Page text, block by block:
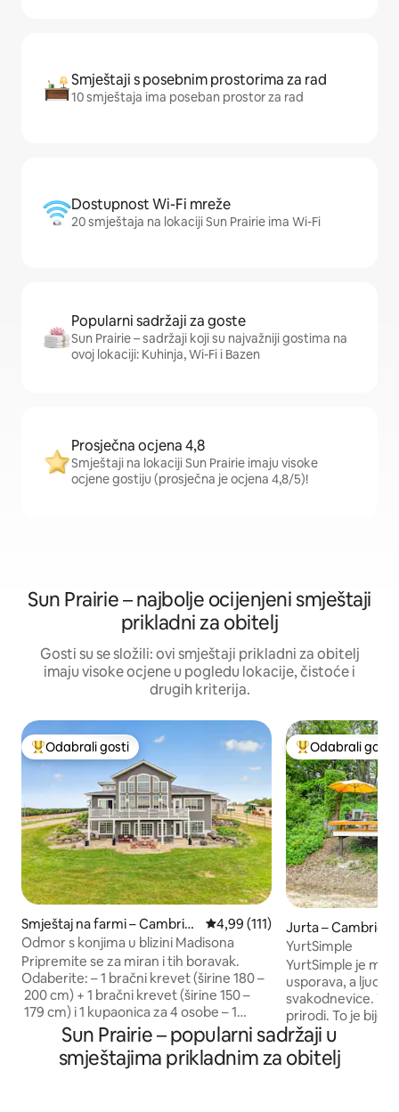
Smještaji s posebnim prostorima za rad
10 smještaja ima poseban prostor za rad
Dostupnost Wi-Fi mreže
20 smještaja na lokaciji Sun Prairie ima Wi-Fi
Popularni sadržaji za goste
Sun Prairie – sadržaji koji su najvažniji gostima na
ovoj lokaciji: Kuhinja, Wi-Fi i Bazen
Prosječna ocjena 4,8
Smještaji na lokaciji Sun Prairie imaju visoke
ocjene gostiju (prosječna je ocjena 4,8/5)!
Sun Prairie – najbolje ocijenjeni smještaji
prikladni za obitelj
Gosti su se složili: ovi smještaji prikladni za obitelj
imaju visoke ocjene u pogledu lokacije, čistoće i
drugih kriterija.
Među najviše rangiranima s oznakom „Odabrali gosti”
Odabrali gosti
Smještaj na farmi – Cambrid
ge
Prosječna ocjena: 4,99/5,
4,99 (111)
Odmor s konjima u blizini Madisona
Pripremite se za miran i tih boravak.
Odaberite: – 1 bračni krevet (širine 180 –
200 cm) + 1 bračni krevet (širine 150 –
179 cm) i 1 kupaonica za 4 osobe – 1
bračni krevet (širine 180 – 200 cm) + 2
bračna kreveta (širine 150 – 179 cm) i 2
kupaonice za 6 osoba (+125 USD po
Među najviše
Odabrali gosti
Jurta –
YurtSimple
YurtSimple je
usporava, a ljudi
svakodnevice. To
prirodi. To je bijeg
proveli neko
partnerom, sami,
kućnim
Sun Prairie – popularni sadržaji u
smještajima prikladnim za obitelj